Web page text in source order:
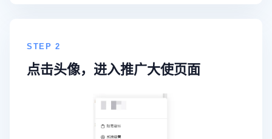
STEP 2
点击头像，进入推广大使页面